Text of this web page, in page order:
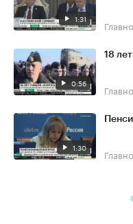
1:31
0:56
18
1:30